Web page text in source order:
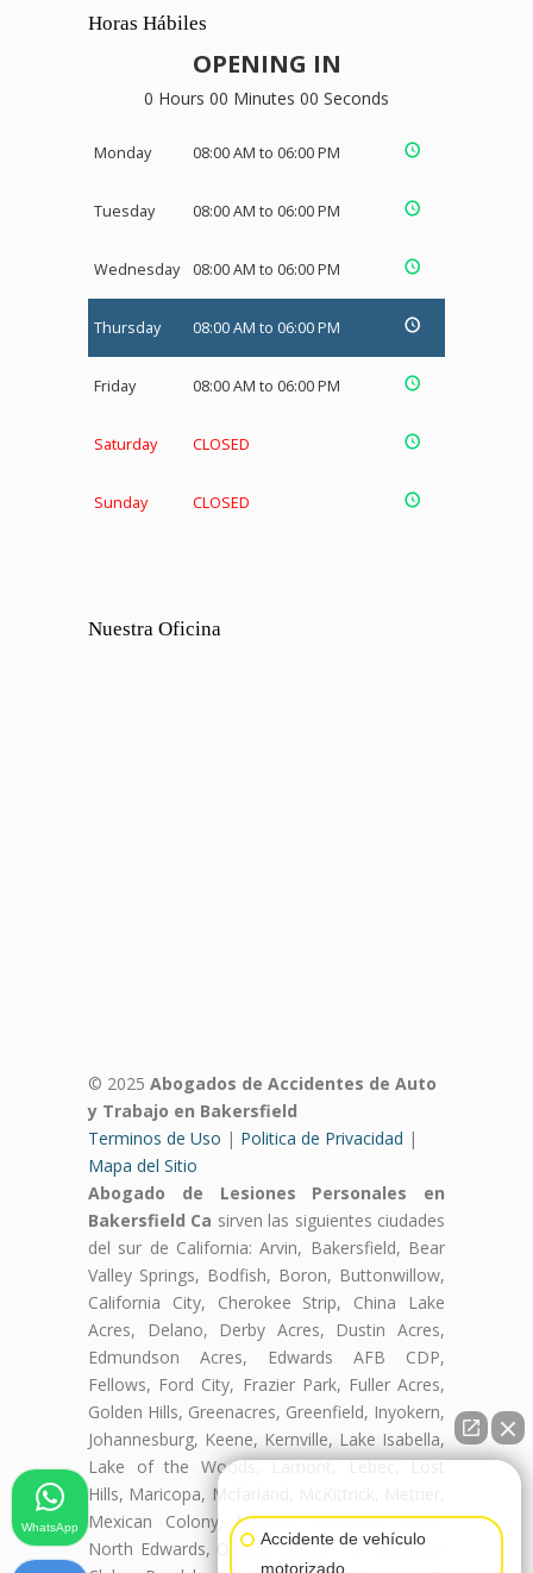
Horas Hábiles
OPENING IN
0 Hours 00 Minutes 00 Seconds
Monday 08:00 AM to 06:00 PM
Tuesday 08:00 AM to 06:00 PM
Wednesday 08:00 AM to 06:00 PM
Thursday 08:00 AM to 06:00 PM
Friday 08:00 AM to 06:00 PM
Saturday CLOSED
Sunday CLOSED
Nuestra Oficina
© 2025 Abogados de Accidentes de Auto
y Trabajo en Bakersfield
Terminos de Uso | Politica de Privacidad |
Mapa del Sitio
Abogado de Lesiones Personales en
Bakersfield Ca sirven las siguientes ciudades
del sur de California: Arvin, Bakersfield, Bear
Valley Springs, Bodfish, Boron, Buttonwillow,
California City, Cherokee Strip, China Lake
Acres, Delano, Derby Acres, Dustin Acres,
Edmundson Acres, Edwards AFB CDP,
Fellows, Ford City, Frazier Park, Fuller Acres,
Golden Hills, Greenacres, Greenfield, Inyokern,
Johannesburg, Keene, Kernville, Lake Isabella,
Lake of the Woods, Lamont, Lebec, Lost
Hills, Maricopa, Mcfarland, McKittrick, Mettler,
Mexican Colony, Mojave, Mountain Mesa,
North Edwards, Oildale, Onyx, Pine Mountain
Accidente de vehículo
motorizado
WhatsApp